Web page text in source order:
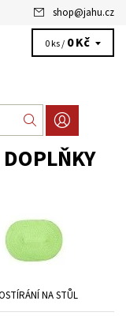
shop@jahu.cz
0 ks / 0 Kč
NA STŮL